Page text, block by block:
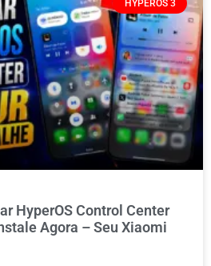
HYPEROS 3
HyperOS Control Center
Agora – Seu Xiaomi